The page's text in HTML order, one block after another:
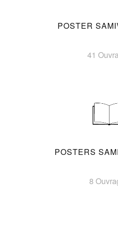
POSTER
41
POSTERS
8